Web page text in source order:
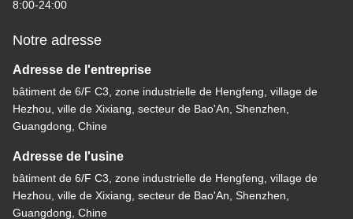
8:00-24:00
Notre adresse
Adresse de l'entreprise
bâtiment de 6/F C3, zone industrielle de Hengfeng, village de
Hezhou, ville de Xixiang, secteur de Bao'An, Shenzhen,
Guangdong, Chine
Adresse de l'usine
bâtiment de 6/F C3, zone industrielle de Hengfeng, village de
Hezhou, ville de Xixiang, secteur de Bao'An, Shenzhen,
Guangdong, Chine